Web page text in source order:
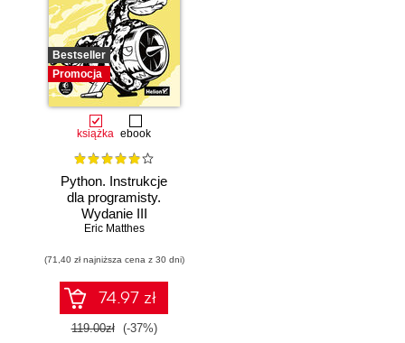
Bestseller
Promocja
książka ebook
Python. Instrukcje
dla programisty.
Wydanie III
Eric Matthes
(71,40 zł najniższa cena z 30 dni)
74.97 zł
119.00zł (-37%)